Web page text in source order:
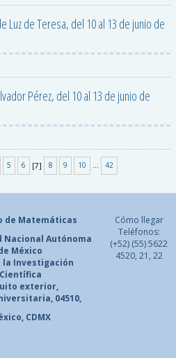
Luz de Teresa, del 10 al 13 de junio de
Pérez, del 10 al 13 de junio de
5 6 [7] 8 9 10 ... 42
de Matemáticas
Nacional Autónoma
México
la Investigación
Científica
exterior,
04510,
CDMX
Cómo llegar
Teléfonos:
(+52) (55) 5622
4520, 21, 22